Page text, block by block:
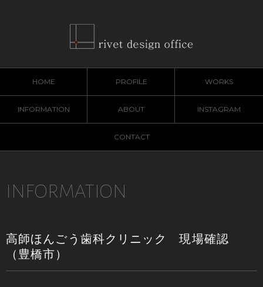
HOME PROFILE WORKS
INFORMATION ABOUT INSTAGRAM
CONTACT
INFORMATION
高師ほんごう歯科クリニック 現場確認
（豊橋市）